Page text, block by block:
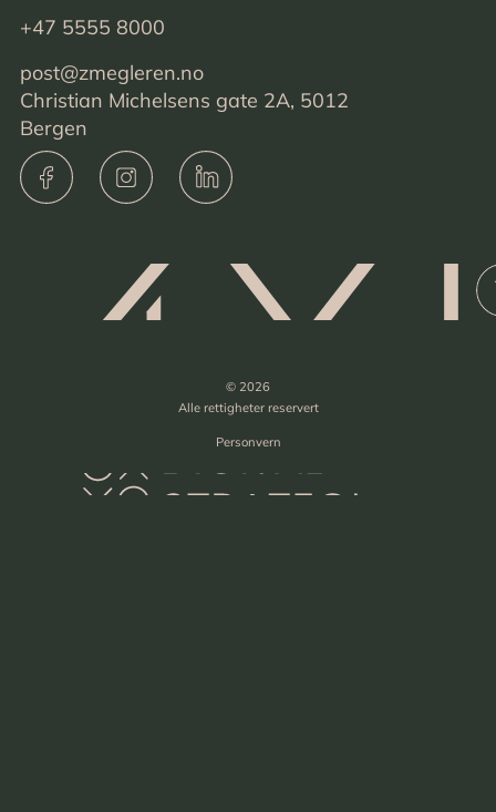
+47 5555 8000
post@zmegleren.no
Christian Michelsens gate 2A, 5012
Bergen
© 2026
Alle rettigheter reservert
Personvern